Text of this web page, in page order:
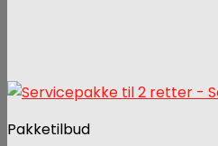
Pakketilbud